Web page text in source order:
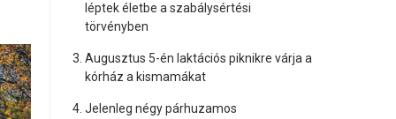
léptek életbe a szabálysértési
törvényben
Augusztus 5-én laktációs piknikre várja a
kórház a kismamákat
Jelenleg négy párhuzamos